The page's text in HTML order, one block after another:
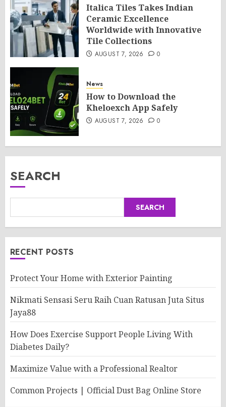
Italica Tiles Takes Indian
Ceramic Excellence
Worldwide with Innovative
Tile Collections
AUGUST 7, 2026 0
News
How to Download the
Kheloexch App Safely
AUGUST 7, 2026 0
SEARCH
SEARCH
RECENT POSTS
Protect Your Home with Exterior Painting
Nikmati Sensasi Seru Raih Cuan Ratusan Juta Situs
Jaya88
How Does Exercise Support People Living With
Diabetes Daily?
Maximize Value with a Professional Realtor
Common Projects | Official Dust Bag Online Store